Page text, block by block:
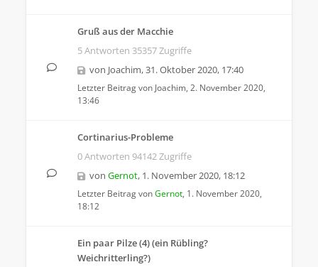
Gruß aus der Macchie
5 Antworten 35357 Zugriffe
von Joachim,31. Oktober 2020, 17:40
Letzter Beitrag von Joachim, 2. November 2020,
13:46
Cortinarius-Probleme
0 Antworten 94142 Zugriffe
von Gernot, 1. November 2020, 18:12
Letzter Beitrag vonGernot, 1. November 2020,
18:12
Ein paar Pilze (4) (ein Rübling?
Weichritterling?)